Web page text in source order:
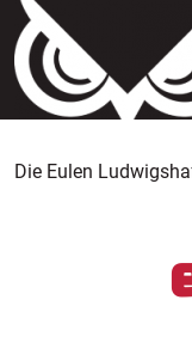
Die Eulen